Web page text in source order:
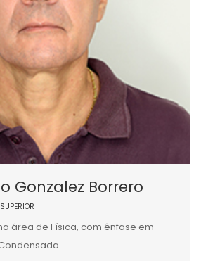
Gonzalez Borrero
área de Física, com ênfase em